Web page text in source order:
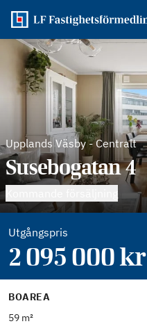
Upplands Väsby-Centralt
Susebogatan 4
Utgångspris
2 095 000kr
BOAREA
59 m²